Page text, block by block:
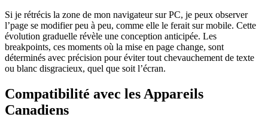
Si je rétrécis la zone de mon navigateur sur PC, je peux observer
l’page se modifier peu à peu, comme elle le ferait sur mobile. Cette
évolution graduelle révèle une conception anticipée. Les
breakpoints, ces moments où la mise en page change, sont
déterminés avec précision pour éviter tout chevauchement de texte
ou blanc disgracieux, quel que soit l’écran.
Compatibilité avec les Appareils
Canadiens